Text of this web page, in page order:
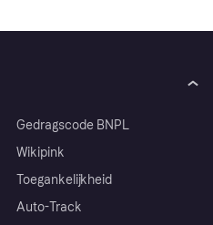
Gedragscode BNPL
Wikipink
Toegankelijkheid
Auto-Track